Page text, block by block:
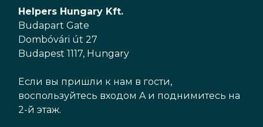
Helpers Hungary Kft.
Budapart Gate
Dombóvári út 27
Budapest 1117, Hungary
Если вы пришли к нам в гости,
воспользуйтесь входом A и поднимитесь на
2-й этаж.